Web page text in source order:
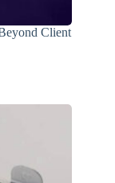
Client